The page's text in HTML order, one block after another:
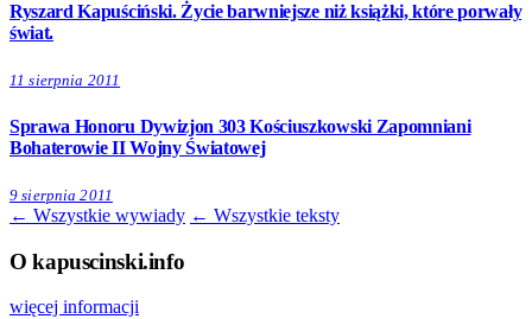
Ryszard Kapuściński. Życie barwniejsze niż książki, które porwały
świat.
11 sierpnia 2011
Sprawa Honoru Dywizjon 303 Kościuszkowski Zapomniani
Bohaterowie II Wojny Światowej
9 sierpnia 2011
← Wszystkie wywiady ← Wszystkie teksty
O kapuscinski.info
więcej informacji